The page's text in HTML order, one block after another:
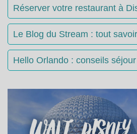
Réserver votre restaurant à
Le Blog du Stream : tout
Hello Orlando : conseils